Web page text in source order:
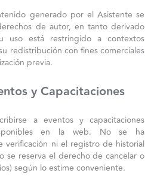
generado por el Asistente se
de autor, en tanto derivado
uso está restringido a contextos
redistribución con fines comerciales
previa.
y Capacitaciones
a eventos y capacitaciones
en la web. No se ha
verificación ni el registro de historial
se reserva el derecho de cancelar o
según lo estime conveniente.